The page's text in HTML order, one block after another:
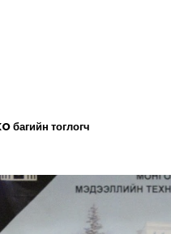
багийн тоглогч